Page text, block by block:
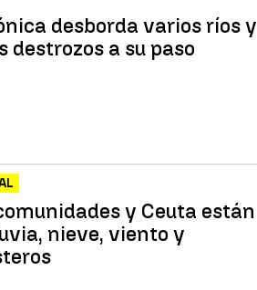
desborda varios ríos y
destrozos a su paso
y Ceuta están
nieve, viento y